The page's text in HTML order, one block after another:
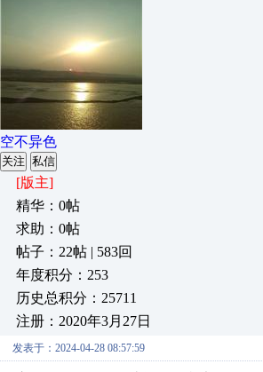
空不异色
关注 私信
[版主]
精华：0帖
求助：0帖
帖子：22帖 | 583回
年度积分：253
历史总积分：25711
注册：2020年3月27日
发表于：2024-04-28 08:57:59